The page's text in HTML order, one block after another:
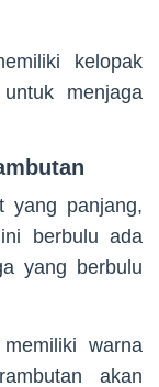
kelopak
menjaga
yang panjang,
berbulu ada
yang berbulu
warna
akan